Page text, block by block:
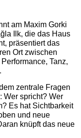
am Maxim Gorki
Ilk, die das Haus
präsentiert das
Ort zwischen
Tanz,
zentrale Fragen
Wer spricht? Wer
Es hat Sichtbarkeit
und neue
knüpft das neue